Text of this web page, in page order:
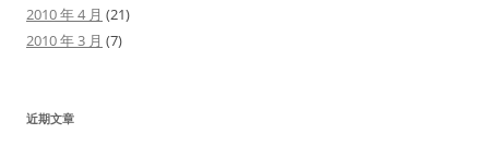
2010 年 4 月 (21)
2010 年 3 月 (7)
近期文章